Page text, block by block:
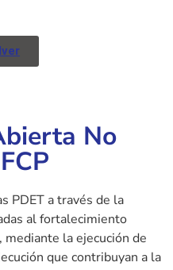
No
PDET a través de la
al fortalecimiento
la ejecución de
que contribuyan a la